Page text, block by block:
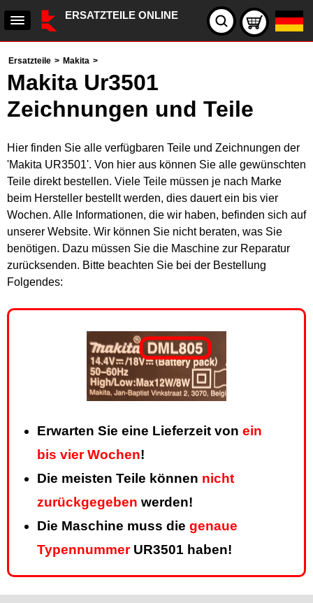
ERSATZTEILE ONLINE
Ersatzteile > Makita >
Makita Ur3501
Zeichnungen und Teile
Hier finden Sie alle verfügbaren Teile und Zeichnungen der
'Makita UR3501'. Von hier aus können Sie alle gewünschten
Teile direkt bestellen. Viele Teile müssen je nach Marke
beim Hersteller bestellt werden, dies dauert ein bis vier
Wochen. Alle Informationen, die wir haben, befinden sich auf
unserer Website. Wir können Sie nicht beraten, was Sie
benötigen. Dazu müssen Sie die Maschine zur Reparatur
zurücksenden. Bitte beachten Sie bei der Bestellung
Folgendes:
Erwarten Sie eine Lieferzeit von ein
bis vier Wochen!
Die meisten Teile können nicht
zurückgegeben werden!
Die Maschine muss die genaue
TypennummerUR3501 haben!